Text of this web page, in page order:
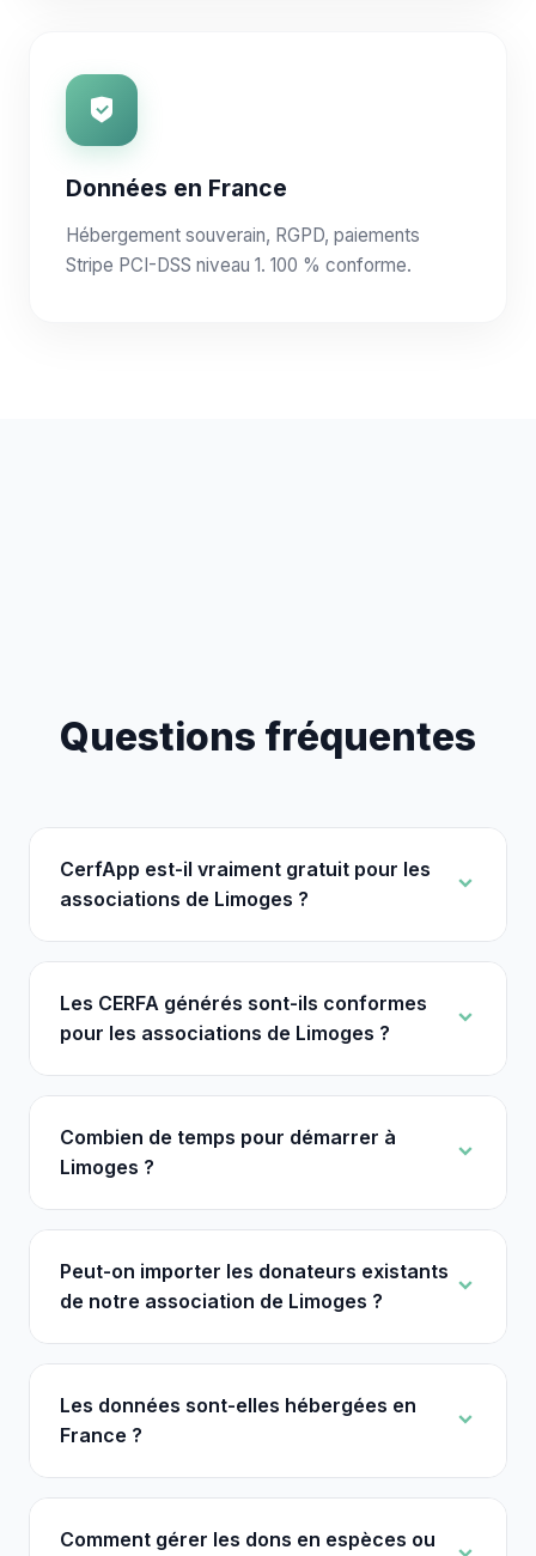
Données en France
Hébergement souverain, RGPD, paiements
Stripe PCI-DSS niveau 1. 100 % conforme.
Questions fréquentes
CerfApp est-il vraiment gratuit pour les
associations de Limoges ?
Les CERFA générés sont-ils conformes
pour les associations de Limoges ?
Combien de temps pour démarrer à
Limoges ?
Peut-on importer les donateurs existants
de notre association de Limoges ?
Les données sont-elles hébergées en
France ?
Comment gérer les dons en espèces ou